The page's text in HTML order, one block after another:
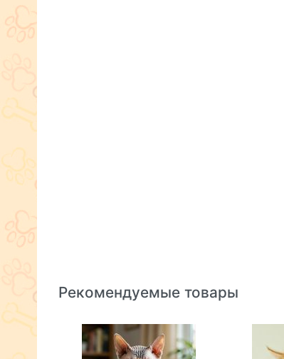
Рекомендуемые товары